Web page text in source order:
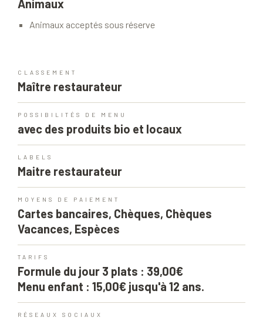
Animaux
Animaux acceptés sous réserve
CLASSEMENT
Maître restaurateur
POSSIBILITÉS DE MENU
avec des produits bio et locaux
LABELS
Maitre restaurateur
MOYENS DE PAIEMENT
Cartes bancaires, Chèques, Chèques
Vacances, Espèces
TARIFS
Formule du jour 3 plats : 39,00€
Menu enfant : 15,00€ jusqu'à 12 ans.
RÉSEAUX SOCIAUX